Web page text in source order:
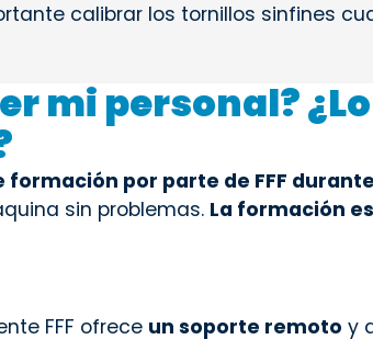
calibrar los tornillos sinfines
mi personal?
formación por parte de FFF
sin problemas. La formación
FFF ofrece un soporte remoto y